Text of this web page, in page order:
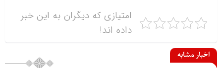
امتیازی که دیگران به این خبر
داده اند!
اخبار مشابه